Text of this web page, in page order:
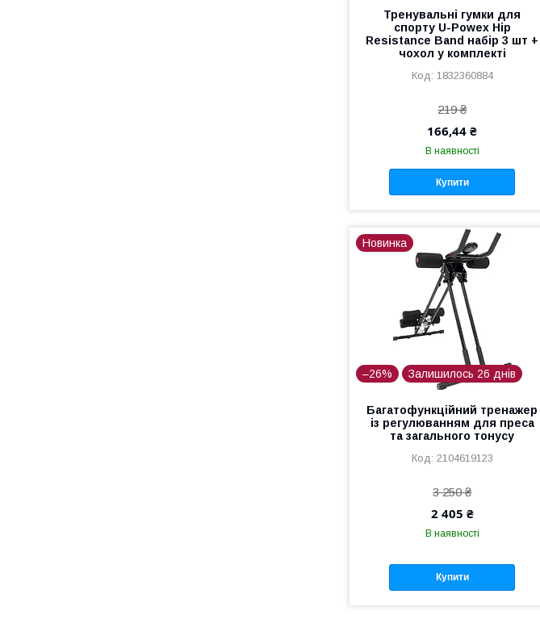
Тренувальні гумки для
спорту U-Powex Hip
Resistance Band набір 3 шт +
чохол у комплекті
1832360884
219 ₴
166,44 ₴
В наявності
Купити
Новинка
–26% Залишилось 26 днів
Багатофункційний тренажер
із регулюванням для преса
та загального тонусу
2104619123
3 250 ₴
2 405 ₴
В наявності
Купити